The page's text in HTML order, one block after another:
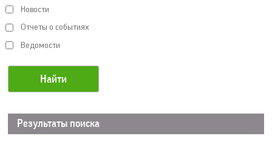
Новости
Отчеты о событиях
Ведомости
Результаты поиска